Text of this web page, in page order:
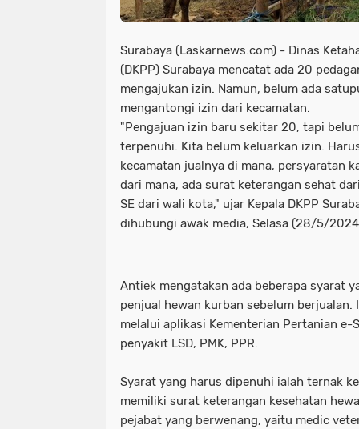
Dua Pemuda Tewas Adu Banteng di
Gratis Parkir Asal Bayar Pajak
Infrastruktur Jalan Dusun Kateng
iyyah Baitur Rohman Gelar Maulidur
Jagal dan Pedagang RPH Pegirian
Kakorlantas Ingatkan Pemudik
KCB Jatim Tantang Adu Data!
KPK Periksa Eks Ketua DPRD Jatim
LSM PLPI Gelar Istighosah Qubro di
Mayoritas ETLE Meluap hingga ke
Motret Warga di Ruang Publik Harus
Pelaku Pembacokan Berhasil
destinasi wisata di bangkalan
dua pemuda tewas adu banteng
getaran terasa di blitar gratis
imbas aksi demo di ketapang
ingatkan harus humanis
jagal dan pedagang rph pegirian
kakorlantas ingatkan pemudik
kerugian akibat kericuhan yang
kpk periksa eks ketua dprd jatim
lsm plpi gelar istighosah qubro di
mayoritas etle meluap hingga
motor sempat diduga melaju
Surabaya (Laskarnews.com) - Dinas
(DKPP) Surabaya mencatat ada 20
mengajukan izin. Namun, belum ada
mengantongi izin dari kecamatan.
"Pengajuan izin baru sekitar 20, tapi
terpenuhi. Kita belum keluarkan izin.
kecamatan jualnya di mana, persyaratan
dari mana, ada surat keterangan sehat
SE dari wali kota," ujar Kepala DKPP
dihubungi awak media, Selasa (28/5/
Antiek mengatakan ada beberapa syarat
penjual hewan kurban sebelum
melalui aplikasi Kementerian Pertanian e-
penyakit LSD, PMK, PPR.
Syarat yang harus dipenuhi ialah ternak
memiliki surat keterangan kesehatan
pejabat yang berwenang, yaitu medic